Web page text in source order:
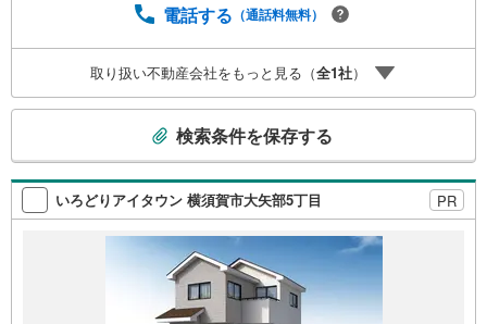
に実際かかる諸費用の概算も行っております。人生最大の
バイスをさせて頂きます。◆優遇金利にこだわる◆大きな
金額を長期間で返済する住宅ローンは優遇金利が0.1％変わ
るだけで、支払い総額に大きな変化が生じます。取引の多
ますので、お客様のニーズにあった金融機関をご紹介させ
て頂きます。
電話する （通話料無料）
取り扱い不動産会社をもっと見る（全1社）
検
索
条
検索条件を保存する
いろどりアイタウン 横須賀市大矢部5丁目 PR